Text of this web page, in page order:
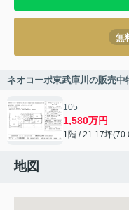
無
ネオコーポ東武庫川の販売中
105
1,580万円
1階 / 21.17坪
地図